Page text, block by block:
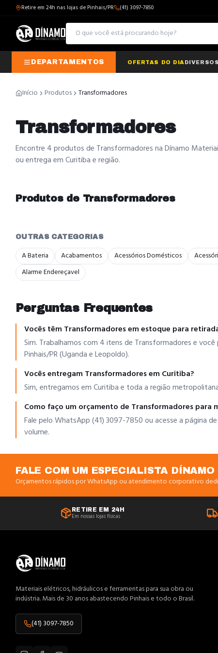
Retire em 24h nas lojas de Pinhais/PR (41) 3097-7850
DEPARTAMENTOS OFERTAS DO DIA
Início Produtos Transformadores
Transformadores
Encontre 4 produtos de Transformadores na Dínamo
ou entrega em Curitiba e região.
Produtos de Transformadores
OUTRAS CATEGORIAS
A Bateria Acabamentos Acessórios Domésticos
Alarme Endereçavel
Perguntas Frequentes
Vocês têm Transformadores em estoque para
Sim. Trabalhamos com 4 itens de Transformadores e
Pinhais/PR (Uganda e Leopoldo).
Vocês entregam Transformadores em Curitiba?
Sim, entregamos em Curitiba e toda a região
Como faço um orçamento de Transformadores para
Fale pelo WhatsApp (41) 3097-7850 ou acesse a página
volume.
FALE COM UM ESPECIALISTA DÍNAMO
Orçamentos rápidos por WhatsApp ou atendimento corporativo
RETIRE EM 24H
Em nossas lojas físicas
Materiais elétricos, hidráulicos e ferramentas para sua obra ou
indústria. Mais de 30 anos abastecendo Pinhais e todo o Brasil.
(41) 3097-7850